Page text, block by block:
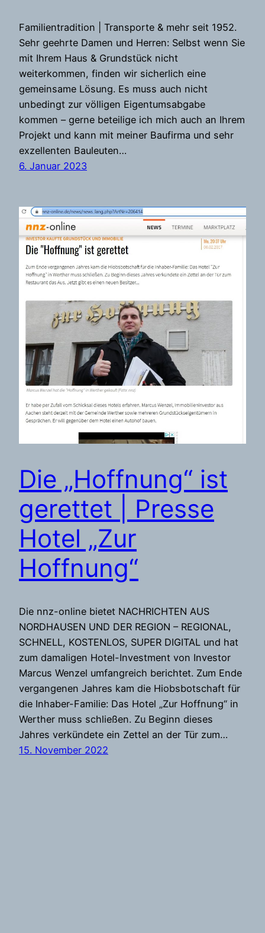
Familientradition | Transporte & mehr seit 1952.
Sehr geehrte Damen und Herren: Selbst wenn Sie
mit Ihrem Haus & Grundstück nicht
weiterkommen, finden wir sicherlich eine
gemeinsame Lösung. Es muss auch nicht
unbedingt zur völligen Eigentumsabgabe
kommen – gerne beteilige ich mich auch an Ihrem
Projekt und kann mit meiner Baufirma und sehr
exzellenten Bauleuten…
6. Januar 2023
Die „Hoffnung“ ist
gerettet | Presse
Hotel „Zur
Hoffnung“
Die nnz-online bietet NACHRICHTEN AUS
NORDHAUSEN UND DER REGION – REGIONAL,
SCHNELL, KOSTENLOS, SUPER DIGITAL und hat
zum damaligen Hotel-Investment von Investor
Marcus Wenzel umfangreich berichtet. Zum Ende
vergangenen Jahres kam die Hiobsbotschaft für
die Inhaber-Familie: Das Hotel „Zur Hoffnung“ in
Werther muss schließen. Zu Beginn dieses
Jahres verkündete ein Zettel an der Tür zum…
15. November 2022